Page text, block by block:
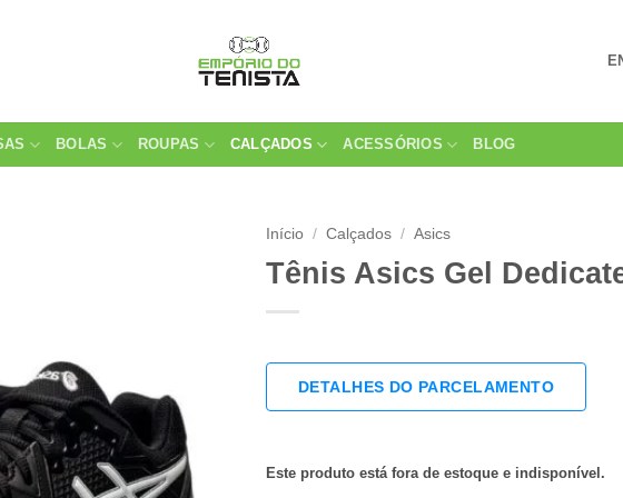
BOLAS ROUPAS CALÇADOS ACESSÓRIOS BLOG
Início / Calçados / Asics
Tênis Asics Gel
DETALHES DO PARCELAMENTO
Este produto está fora de estoque e indisponível.